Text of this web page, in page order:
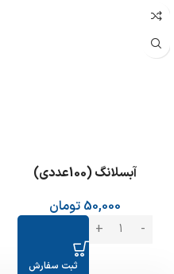
آبسلانگ (100عددی)
50,000 تومان
ثبت سفارش